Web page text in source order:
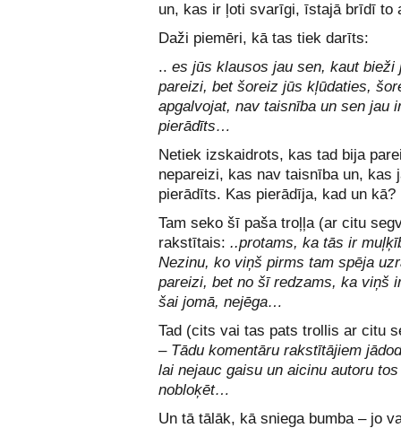
un, kas ir ļoti svarīgi, īstajā brīdī to
Daži piemēri, kā tas tiek darīts:
.. es jūs klausos jau sen, kaut bieži
pareizi, bet šoreiz jūs kļūdaties,
apgalvojat, nav taisnība un sen jau
pierādīts…
Netiek izskaidrots, kas tad bija
nepareizi, kas nav taisnība un, kas
pierādīts. Kas pierādīja, kad un kā?
Tam seko šī paša troļļa (ar citu
rakstītais: ..protams, ka tās ir
Nezinu, ko viņš pirms tam spēja
pareizi, bet no šī redzams, ka viņš
šai jomā, nejēga…
Tad (cits vai tas pats trollis ar citu
– Tādu komentāru rakstītājiem
lai nejauc gaisu un aicinu autoru tos
nobloķēt…
Un tā tālāk, kā sniega bumba – jo